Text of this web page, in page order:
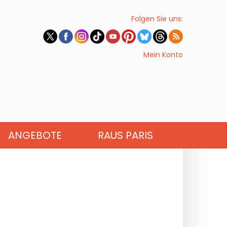
Folgen Sie uns:
Mein Konto
ANGEBOTE RAUS PARIS